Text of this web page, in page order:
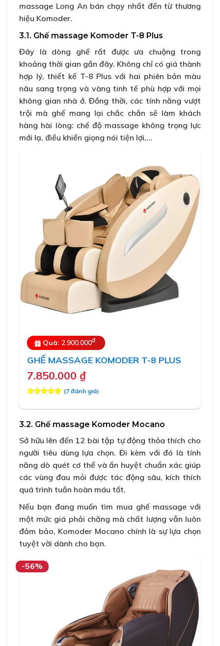
massage Long An bán chạy nhất đến từ thương
hiệu Komoder.
3.1. Ghế massage Komoder T-8 Plus
Đây là dòng ghế rất được ưa chuộng trong
khoảng thời gian gần đây. Không chỉ có giá thành
hợp lý, thiết kế T-8 Plus với hai phiên bản màu
nâu sang trọng và vàng tinh tế phù hợp với mọi
không gian nhà ở. Đồng thời, các tính năng vượt
trội mà ghế mang lại chắc chắn sẽ làm khách
hàng hài lòng: chế độ massage không trọng lực
mới lạ, điều khiển giọng nói tiện lợi,…
Quà: 2.900.000đ
GHẾ MASSAGE KOMODER T-8 PLUS
7.850.000 ₫
dựa trên
(7đánh giá)
3.2. Ghế massage Komoder Mocano
Sở hữu lên đến 12 bài tập tự động thỏa thích cho
người tiêu dùng lựa chọn. Đi kèm với đó là tính
năng dò quét cơ thể và ấn huyệt chuẩn xác giúp
các vùng đau mỏi được tác động sâu, kích thích
quá trình tuần hoàn máu tốt.
Nếu bạn đang muốn tìm mua ghế massage với
một mức giá phải chăng mà chất lượng vẫn luôn
đảm bảo, Komoder Mocano chính là sự lựa chọn
tuyệt vời dành cho bạn.
-56%